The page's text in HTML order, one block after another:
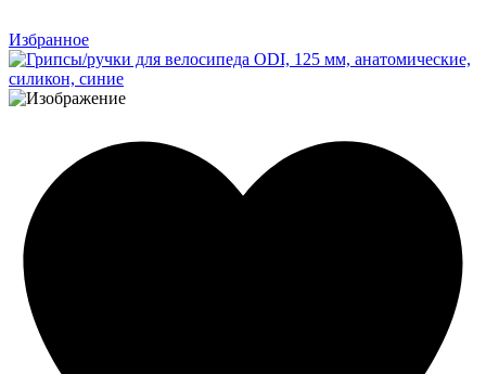
Избранное